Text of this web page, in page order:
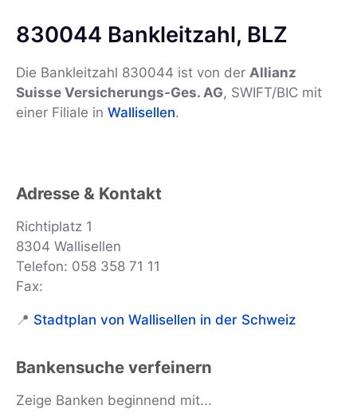
830044 Bankleitzahl, BLZ
Die Bankleitzahl 830044 ist von der Allianz
Suisse Versicherungs-Ges. AG, SWIFT/BIC mit
einer Filiale in Wallisellen.
Adresse & Kontakt
Richtiplatz 1
8304 Wallisellen
Telefon: 058 358 71 11
Fax:
📍 Stadtplan von Wallisellen in der Schweiz
Bankensuche verfeinern
Zeige Banken beginnend mit...